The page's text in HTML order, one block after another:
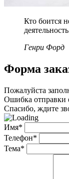
Кто боится
Генри Форд
Форма
Пожалуйста
Ошибка отправки
Спасибо, ждите
Имя*
Телефон*
Тема*